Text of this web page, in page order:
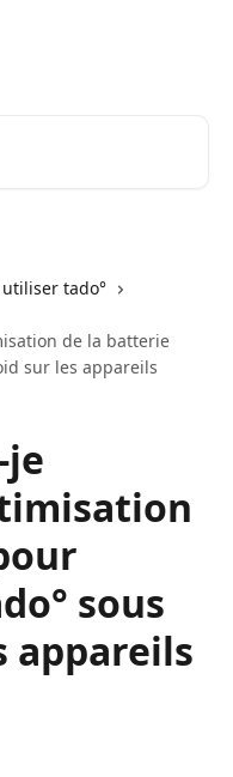
tado°
de la batterie
sur les appareils
je
sous
appareils